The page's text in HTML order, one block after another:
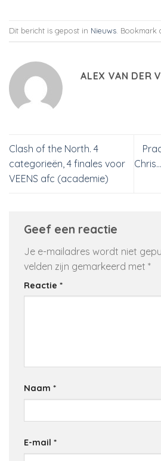
Dit bericht is gepost in Nieuws . Bookmark
ALEX VAN DER
Clash of the North. 4
categorieën, 4 finales voor
VEENS afc (academie)
Geef een reactie
Je e-mailadres wordt niet
velden zijn gemarkeerd met *
Reactie *
Naam *
E-mail *